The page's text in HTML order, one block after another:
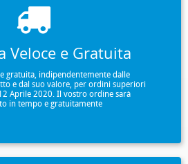
Veloce e Gratuita
gratuita, indipendentemente dalle
e dal suo valore, per ordini superiori
Aprile 2020. Il vostro ordine sarà
in tempo e gratuitamente